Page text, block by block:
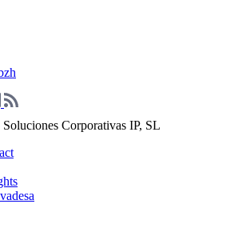
Corporativas IP, SL